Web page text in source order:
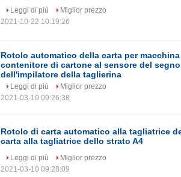
Leggi di più
Miglior prezzo
2021-10-22 10:19:26
Rotolo automatico della carta per
contenitore di cartone al sensore del
dell'impilatore della taglierina
Leggi di più
Miglior prezzo
2021-03-10 09:26:38
Rotolo di carta automatico alla tagliatrice
carta alla tagliatrice dello strato A4
Leggi di più
Miglior prezzo
2021-03-10 09:28:09